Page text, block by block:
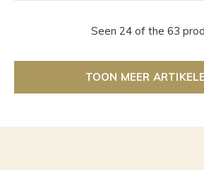
Seen 24 of the 63
TOON MEER